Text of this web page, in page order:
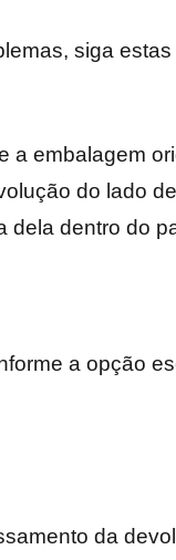
siga
a embalagem
do lado
dela dentro do
a opção
da